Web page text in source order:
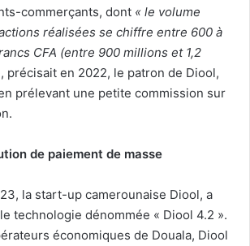
commerçants, dont « le volume
réalisées se chiffre entre 600 à
CFA (entre 900 millions et 1,2
, précisait en 2022, le patron de Diool,
prélevant une petite commission sur
de paiement de masse
la start-up camerounaise Diool, a
technologie dénommée « Diool 4.2 ».
économiques de Douala, Diool